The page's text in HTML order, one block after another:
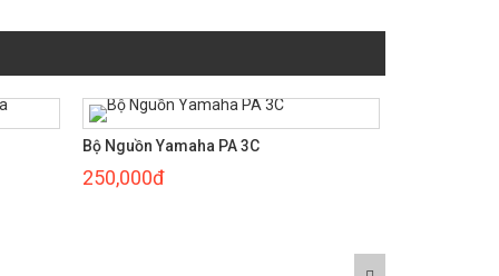
Bộ Nguồn Yamaha PA 3C
250,000đ